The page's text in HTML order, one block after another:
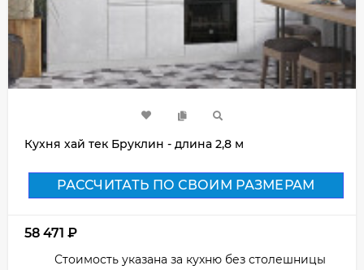
Кухня хай тек Бруклин - длина 2,8 м
РАССЧИТАТЬ ПО СВОИМ РАЗМЕРАМ
58 471 ₽
Стоимость указана за кухню без столешницы